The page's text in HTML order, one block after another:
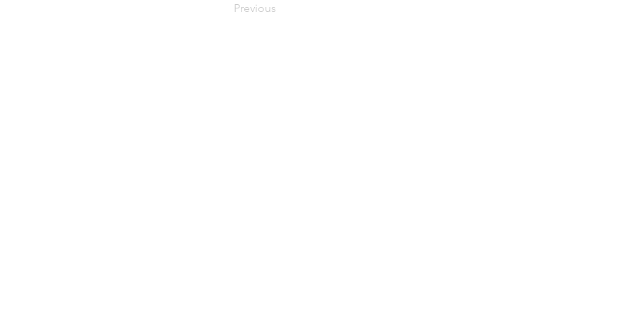
Previous